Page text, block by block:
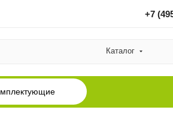
+7
Каталог